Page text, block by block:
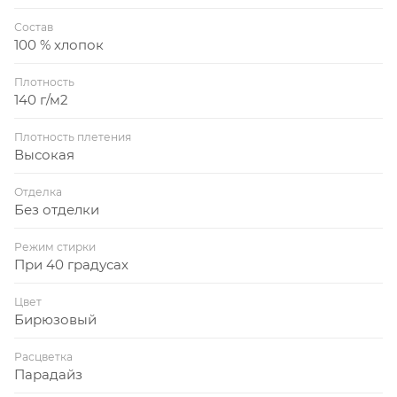
Состав
100 % хлопок
Плотность
140 г/м2
Плотность плетения
Высокая
Отделка
Без отделки
Режим стирки
При 40 градусах
Цвет
Бирюзовый
Расцветка
Парадайз